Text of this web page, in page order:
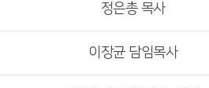
정은총 목사
이장균 담임목사